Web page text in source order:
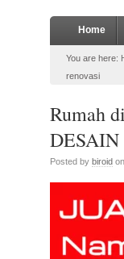
Home
You are here:
renovasi
Rumah
Posted by biroid